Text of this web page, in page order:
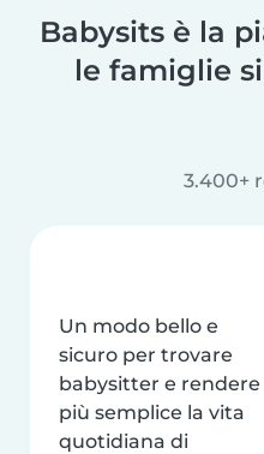
Babysits è la
le famiglie
3.400+
Un modo bello e
sicuro per trovare
babysitter e rendere
più semplice la vita
quotidiana di